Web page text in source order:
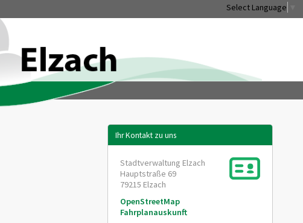
Select Language
Ihr Kontakt zu uns
Stadtverwaltung Elzach
Hauptstraße 69
79215 Elzach
OpenStreetMap
Fahrplanauskunft